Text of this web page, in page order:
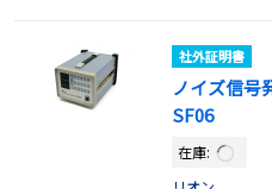
社外証明書
ノイズ信号
SF06
在庫: